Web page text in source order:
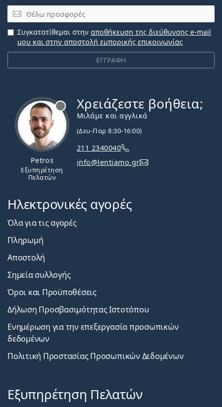
Email
ΕΓΓΡΑΦΗ
Συγκατατίθεμαι στην αποθήκευση της διεύθυνσης e-mail
μου και στην αποστολή εμπορικής επικοινωνίας
Petros
Εξυπηρέτηση
Πελατών
Χρειάζεστε βοήθεια;
Μιλάμε και αγγλικά
(Δευ-Παρ 8:30-16:00)
211 2340040
info@lentiamo.gr
Ηλεκτρονικές αγορές
Όλα για τις αγορές
Πληρωμή
Αποστολή
Σημεία συλλογής
Όροι και Προϋποθέσεις
Δήλωση Προσβασιμότητας Ιστοτόπου
Ενημέρωση για την επεξεργασία προσωπικών
δεδομένων
Πολιτική Προστασίας Προσωπικών Δεδομένων
Εξυπηρέτηση Πελατών